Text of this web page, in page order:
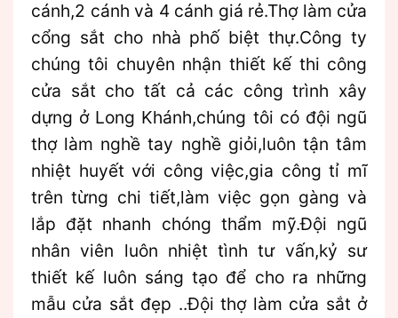
cánh,2 cánh và 4 cánh giá rẻ.Thợ làm cửa
cổng sắt cho nhà phố biệt thự.Công ty
chúng tôi chuyên nhận thiết kế thi công
cửa sắt cho tất cả các công trình xây
dựng ở Long Khánh,chúng tôi có đội ngũ
thợ làm nghề tay nghề giỏi,luôn tận tâm
nhiệt huyết với công việc,gia công tỉ mĩ
trên từng chi tiết,làm việc gọn gàng và
lắp đặt nhanh chóng thẩm mỹ.Đội ngũ
nhân viên luôn nhiệt tình tư vấn,kỷ sư
thiết kế luôn sáng tạo để cho ra những
mẫu cửa sắt đẹp ..Đội thợ làm cửa sắt ở